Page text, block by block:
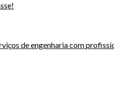
de engenharia com